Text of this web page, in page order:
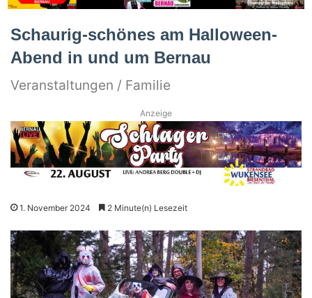
Schaurig-schönes am Halloween-
Abend in und um Bernau
Veranstaltungen / Familie
Anzeige
1. November 2024 2 Minute(n) Lesezeit